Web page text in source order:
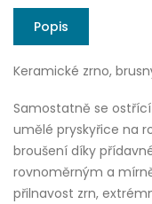
Popis
Keramické zrno,
Samostatně se
umělé pryskyřice na
broušení díky
rovnoměrným a
přilnavost zrn,